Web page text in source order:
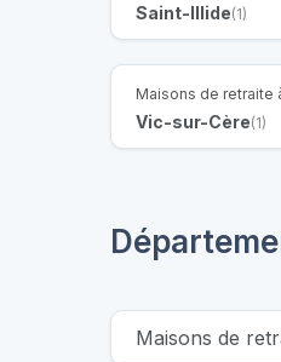
Saint-Illide(1)
Maisons de retraite
Vic-sur-Cère(1)
Maisons de